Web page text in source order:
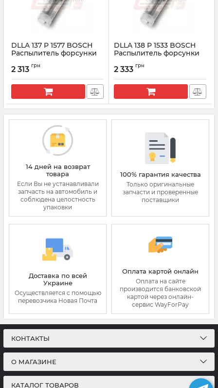
DLLA 137 P 1577 BOSCH
Распылитель форсунки
Артикул:
2 313 грн
DLLA 138 P 1533 BOSCH
Распылитель форсунки
Артикул:
2 333 грн
14 дней на возврат
товара
Если Вы не устанавливали
запчасть на автомобиль и
соблюдена целостность
упаковки
100% гарантия качества
Только оригинальные
запчасти и проверенные
поставщики
Доставка по всей
Украине
Осуществляется с помощью
перевозчика Новая Почта
Оплата картой онлайн
Оплата на сайте
производится банковской
картой через онлайн-
сервис WayForPay
КОНТАКТЫ
О МАГАЗИНЕ
КАТАЛОГ ТОВАРОВ